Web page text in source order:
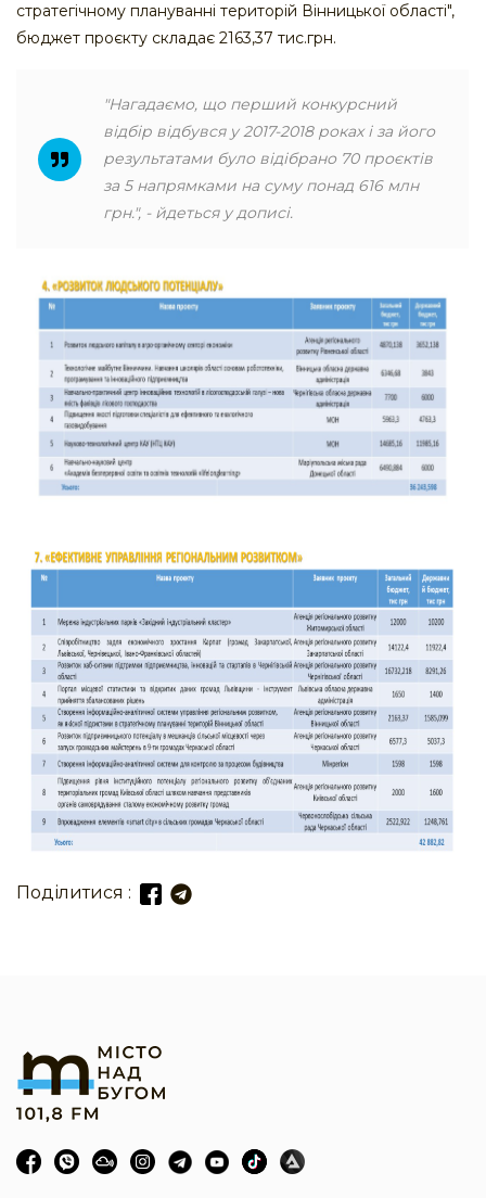
стратегічному плануванні територій Вінницької області",
бюджет проєкту складає 2163,37 тис.грн.
"Нагадаємо, що перший конкурсний
відбір відбувся у 2017-2018 роках і за його
результатами було відібрано 70 проєктів
за 5 напрямками на суму понад 616 млн
грн.", - йдеться у дописі.
Поділитися :